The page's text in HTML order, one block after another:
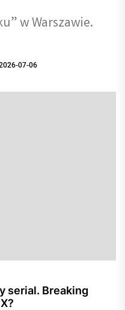
w Warszawie.
07-06
serial. Breaking